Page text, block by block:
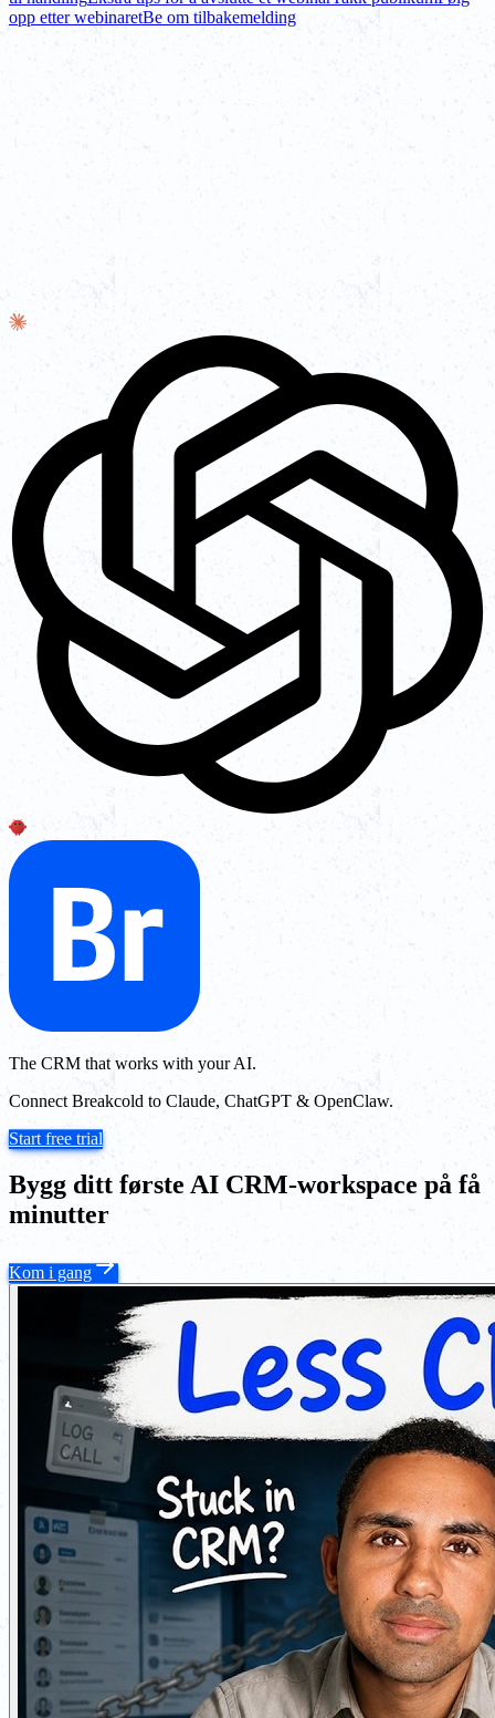
opp etter webinaretBe om tilbakemelding
The CRM that works with your AI.
Connect Breakcold to Claude, ChatGPT & OpenClaw.
Start free trial
Bygg ditt første AI CRM-workspace på få
minutter
Kom i gang